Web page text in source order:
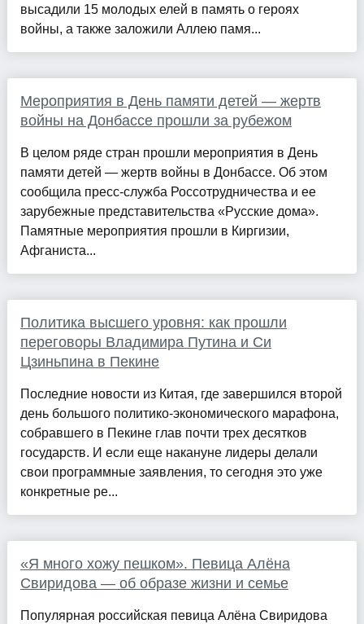
высадили 15 молодых елей в память о героях
войны, а также заложили Аллею памя...
Мероприятия в День памяти детей — жертв
войны на Донбассе прошли за рубежом
В целом ряде стран прошли мероприятия в День
памяти детей — жертв войны в Донбассе. Об этом
сообщила пресс-служба Россотрудничества и ее
зарубежные представительства «Русские дома».
Памятные мероприятия прошли в Киргизии,
Афганиста...
Политика высшего уровня: как прошли
переговоры Владимира Путина и Си
Цзиньпина в Пекине
Последние новости из Китая, где завершился второй
день большого политико-экономического марафона,
собравшего в Пекине глав почти трех десятков
государств. И если еще накануне лидеры делали
свои программные заявления, то сегодня это уже
конкретные ре...
«Я много хожу пешком». Певица Алёна
Свиридова — об образе жизни и семье
Популярная российская певица Алёна Свиридова